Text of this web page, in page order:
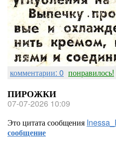
комментарии: 0 понравилось!
ПИРОЖКИ
07-07-2026 10:09
Это цитата сообщения
сообщение